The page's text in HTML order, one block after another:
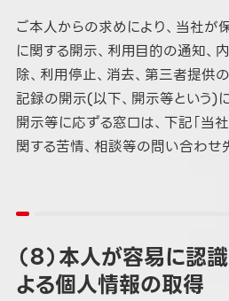
ご本人からの求めにより、当社が
に関する開示、利用目的の通知、
除、利用停止、消去、第三者提供
記録の開示(以下、開示等という)に
開示等に応ずる窓口は、下記「当
関する苦情、相談等の問い合わせ
（８）本人が容易に認
よる個人情報の取得